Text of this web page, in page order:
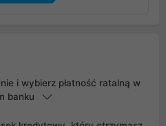
i wybierz płatność ratalną w
banku